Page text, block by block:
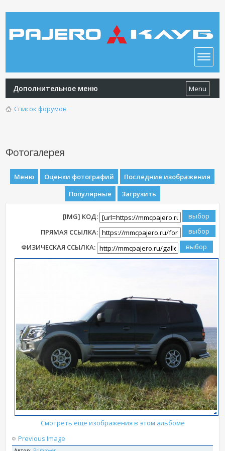
Дополнительное меню Menu
Список форумов
Фотогалерея
Меню Оценки фотографий
Последние изображения
Популярные
Загрузить
[IMG] КОД:
ПРЯМАЯ ССЫЛКА:
ФИЗИЧЕСКАЯ ССЫЛКА:
Смотреть еще изображения в этом альбоме
Previous Image